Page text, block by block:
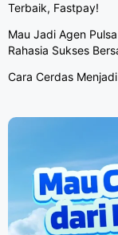
Terbaik, Fastpay!
Mau Jadi Agen
Rahasia Sukses
Cara Cerdas